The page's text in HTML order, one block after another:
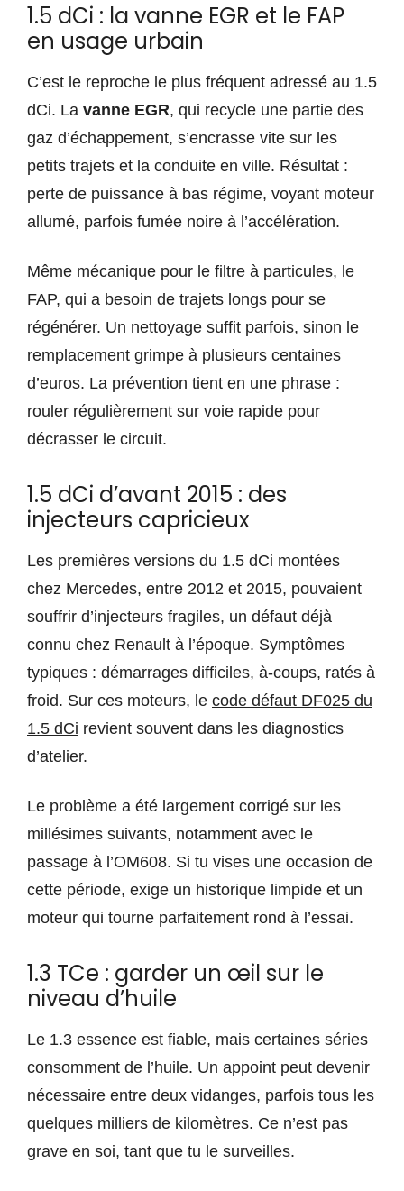
1.5 dCi : la vanne EGR et le FAP
en usage urbain
C’est le reproche le plus fréquent adressé au 1.5
dCi. La vanne EGR, qui recycle une partie des
gaz d’échappement, s’encrasse vite sur les
petits trajets et la conduite en ville. Résultat :
perte de puissance à bas régime, voyant moteur
allumé, parfois fumée noire à l’accélération.
Même mécanique pour le filtre à particules, le
FAP, qui a besoin de trajets longs pour se
régénérer. Un nettoyage suffit parfois, sinon le
remplacement grimpe à plusieurs centaines
d’euros. La prévention tient en une phrase :
rouler régulièrement sur voie rapide pour
décrasser le circuit.
1.5 dCi d’avant 2015 : des
injecteurs capricieux
Les premières versions du 1.5 dCi montées
chez Mercedes, entre 2012 et 2015, pouvaient
souffrir d’injecteurs fragiles, un défaut déjà
connu chez Renault à l’époque. Symptômes
typiques : démarrages difficiles, à-coups, ratés à
froid. Sur ces moteurs, le code défaut DF025 du
1.5 dCi revient souvent dans les diagnostics
d’atelier.
Le problème a été largement corrigé sur les
millésimes suivants, notamment avec le
passage à l’OM608. Si tu vises une occasion de
cette période, exige un historique limpide et un
moteur qui tourne parfaitement rond à l’essai.
1.3 TCe : garder un œil sur le
niveau d’huile
Le 1.3 essence est fiable, mais certaines séries
consomment de l’huile. Un appoint peut devenir
nécessaire entre deux vidanges, parfois tous les
quelques milliers de kilomètres. Ce n’est pas
grave en soi, tant que tu le surveilles.